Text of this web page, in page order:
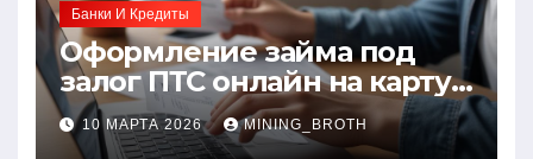
Банки И Кредиты
Оформление займа под
залог ПТС онлайн на карту
без визита в офис: порядок,
требования и документы
10 МАРТА 2026 MINING_BROTH